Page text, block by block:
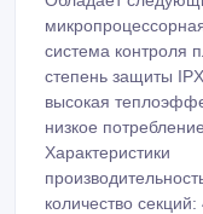
система контроля
степень защиты
высокая
низкое потребление
Характеристики
количество